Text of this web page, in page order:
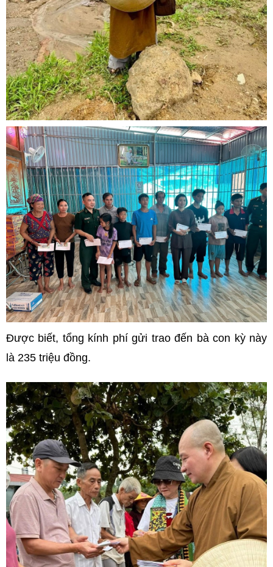
Được biết, tổng kính phí gửi trao đến bà con kỳ này
là 235 triệu đồng.